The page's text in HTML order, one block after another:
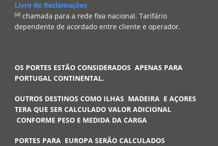
Livro de Reclamações
(a) chamada para a rede fixa nacional. Tarifário
dependente de acordado entre cliente e operador.
OS PORTES ESTÃO CONSIDERADOS APENAS PARA
PORTUGAL CONTINENTAL.
OUTROS DESTINOS COMO ILHAS MADEIRA E AÇORES
TERA QUE SER CALCULADO VALOR ADICIONAL
CONFORME PESO E MEDIDA DA CARGA
PORTES PARA EUROPA SERÃO CALCULADOS